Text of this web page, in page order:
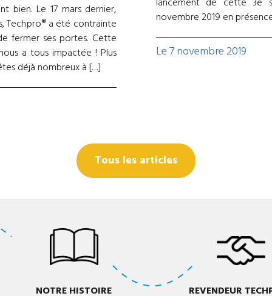
bien. Le 17 mars dernier,
Techpro® a été contrainte
fermer ses portes. Cette
a tous impactée ! Plus
déjà nombreux à […]
novembre 2019 en
Le 7 novembre 2019
Tous les articles
NOTRE HISTOIRE REVENDEUR